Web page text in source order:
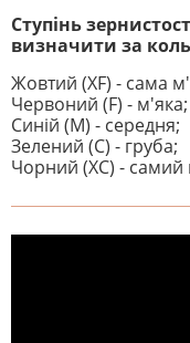
Ступінь
визначити за
Жовтий (XF) - сама
Червоний (F) - м'яка;
Синій (M) - середня;
Зелений (C) - груба;
Чорний (XC) - самий
На даний час немає
першим, хто напише